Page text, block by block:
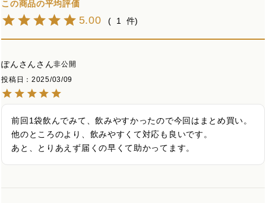
5.00 1
ぽんさん
非公開
投稿日
2025/03/09
前回1袋飲んでみて、飲みやすかったので今回はまとめ買い。
他のところのより、飲みやすくて対応も良いです。
あと、とりあえず届くの早くて助かってます。